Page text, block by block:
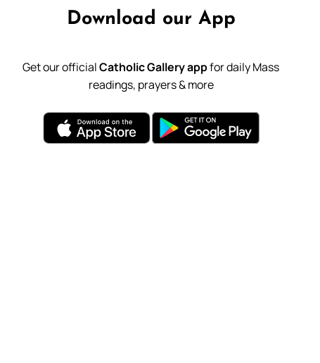
Download our App
Get our officialCatholic Gallery appfor daily Mass
readings, prayers & more